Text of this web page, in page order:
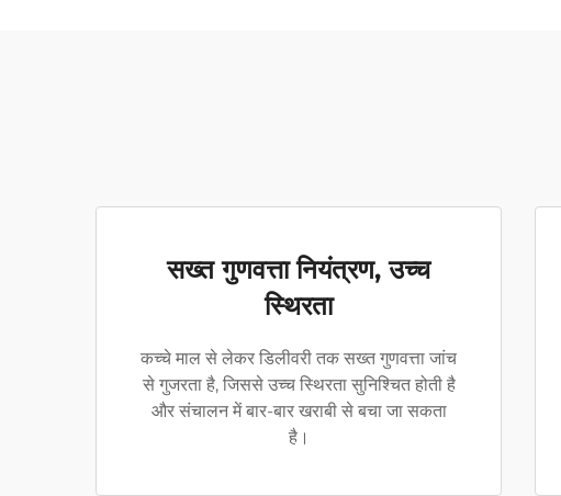
सख्त गुणवत्ता नियंत्रण, उच्च
स्थिरता
कच्चे माल से लेकर डिलीवरी तक सख्त गुणवत्ता जांच
से गुजरता है, जिससे उच्च स्थिरता सुनिश्चित होती है
और संचालन में बार-बार खराबी से बचा जा सकता
है।